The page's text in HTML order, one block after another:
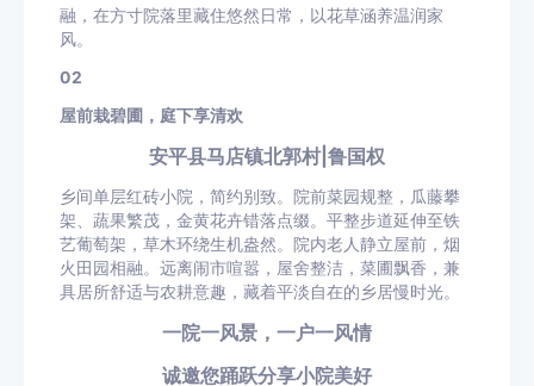
融，在方寸院落里藏住悠然日常，以花草涵养温润家
风。
02
屋前栽碧圃，庭下享清欢
安平县马店镇北郭村|鲁国权
乡间单层红砖小院，简约别致。院前菜园规整，瓜藤攀
架、蔬果繁茂，金黄花卉错落点缀。平整步道延伸至铁
艺葡萄架，草木环绕生机盎然。院内老人静立屋前，烟
火田园相融。远离闹市喧嚣，屋舍整洁，菜圃飘香，兼
具居所舒适与农耕意趣，藏着平淡自在的乡居慢时光。
一院一风景，一户一风情
诚邀您踊跃分享小院美好